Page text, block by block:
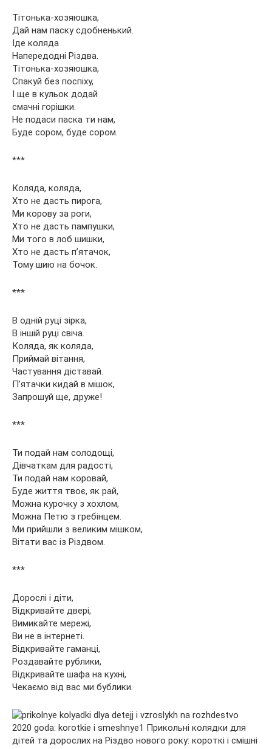
Тітонька-хозяюшка,
Дай нам паску сдобненький.
Іде коляда
Напередодні Різдва.
Тітонька-хозяюшка,
Спакуй без поспіху,
І ще в кульок додай
смачні горішки.
Не подаси паска ти нам,
Буде сором, буде сором.
***
Коляда, коляда,
Хто не дасть пирога,
Ми корову за роги,
Хто не дасть пампушки,
Ми того в лоб шишки,
Хто не дасть п’ятачок,
Тому шию на бочок.
***
В одній руці зірка,
В іншій руці свіча.
Коляда, як коляда,
Приймай вітання,
Частування діставай.
П’ятачки кидай в мішок,
Запрошуй ще, друже!
***
Ти подай нам солодощі,
Дівчаткам для радості,
Ти подай нам коровай,
Буде життя твоє, як рай,
Можна курочку з хохлом,
Можна Петю з гребінцем.
Ми прийшли з великим мішком,
Вітати вас із Різдвом.
***
Дорослі і діти,
Відкривайте двері,
Вимикайте мережі,
Ви не в інтернеті.
Відкривайте гаманці,
Роздавайте рублики,
Відкривайте шафа на кухні,
Чекаємо від вас ми бублики.